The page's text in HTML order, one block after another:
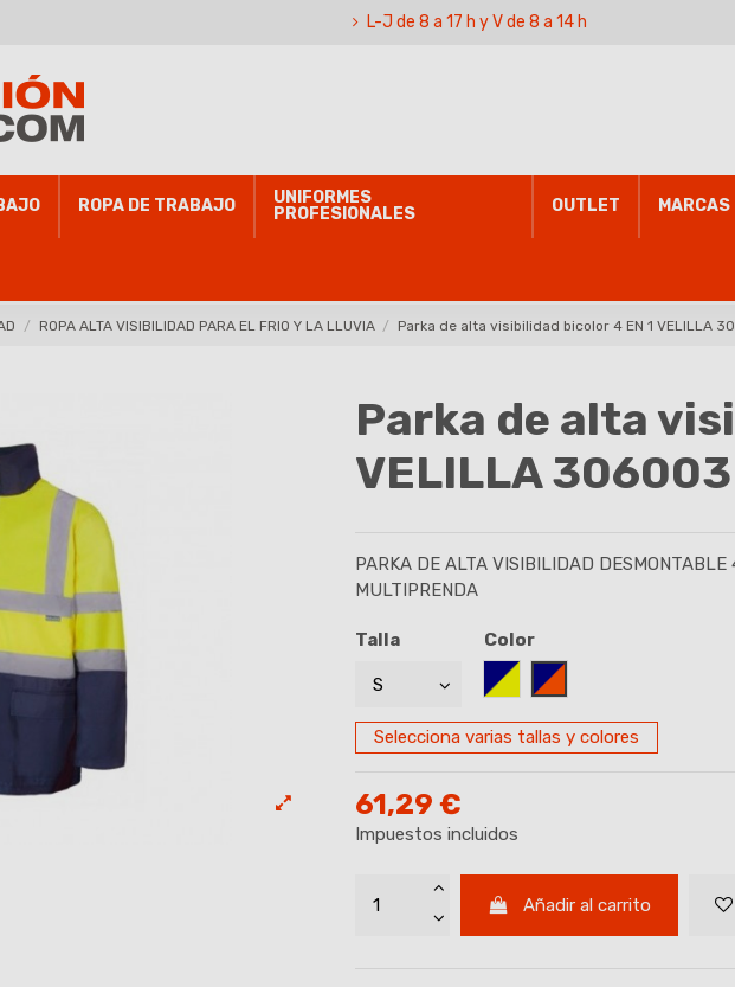
L-J de 8 a 17 h y V de 8 a 14 h
ROPA DE TRABAJO
UNIFORMES
PROFESIONALES
OUTLET MARCAS
ROPA ALTA VISIBILIDAD PARA EL FRIO Y LA LLUVIA Parka de alta visibilidad bicolor 4 EN 1 VELILLA
Parka de alta
VELILLA 306003
PARKA DE ALTA VISIBILIDAD DESMONTABLE
MULTIPRENDA
Talla
Color
AZUL MARINO/AMARILLO
AZUL MARINO/
Selecciona varias tallas y colores
61,29 €
Impuestos incluidos
Añadir al carrito